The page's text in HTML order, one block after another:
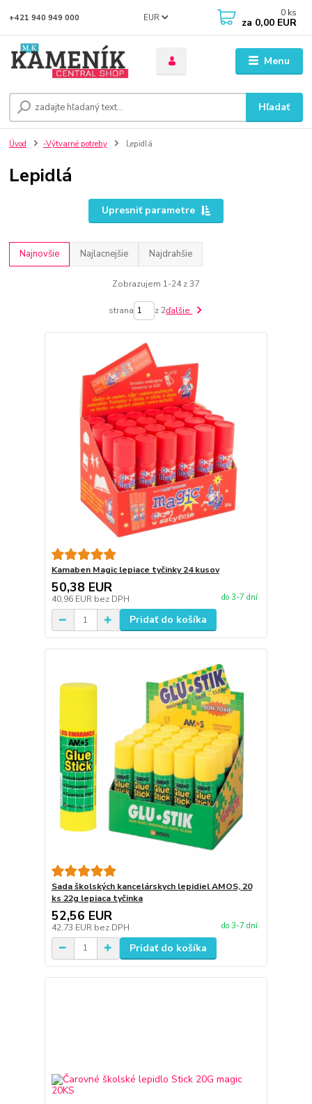
Menu
EUR
Hľadať
+421 940 949 000 0 ks
za 0,00 EUR
Úvod -Výtvarné potreby Lepidlá
Lepidlá
Upresniť parametre
Najnovšie Najlacnejšie Najdrahšie
Zobrazujem 1-24 z 37
strana z 2ďalšie
Kamaben Magic lepiace tyčinky 24 kusov
50,38 EUR
40,96 EUR bez DPH do 3-7 dní
Pridať do košíka
Sada školských kancelárskych lepidiel AMOS, 20
ks 22g lepiaca tyčinka
52,56 EUR
42,73 EUR bez DPH do 3-7 dní
Pridať do košíka